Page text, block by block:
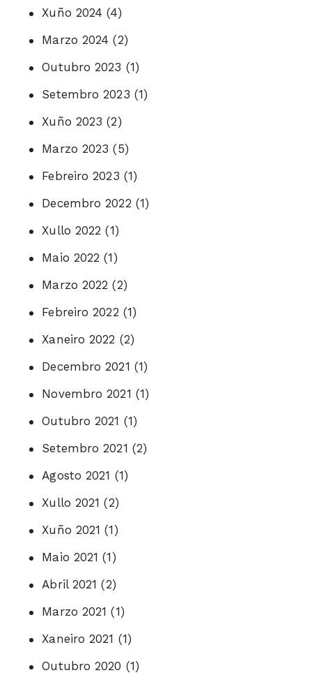
Xuño 2024 (4)
Marzo 2024 (2)
Outubro 2023 (1)
Setembro 2023 (1)
Xuño 2023 (2)
Marzo 2023 (5)
Febreiro 2023 (1)
Decembro 2022 (1)
Xullo 2022 (1)
Maio 2022 (1)
Marzo 2022 (2)
Febreiro 2022 (1)
Xaneiro 2022 (2)
Decembro 2021 (1)
Novembro 2021 (1)
Outubro 2021 (1)
Setembro 2021 (2)
Agosto 2021 (1)
Xullo 2021 (2)
Xuño 2021 (1)
Maio 2021 (1)
Abril 2021 (2)
Marzo 2021 (1)
Xaneiro 2021 (1)
Outubro 2020 (1)